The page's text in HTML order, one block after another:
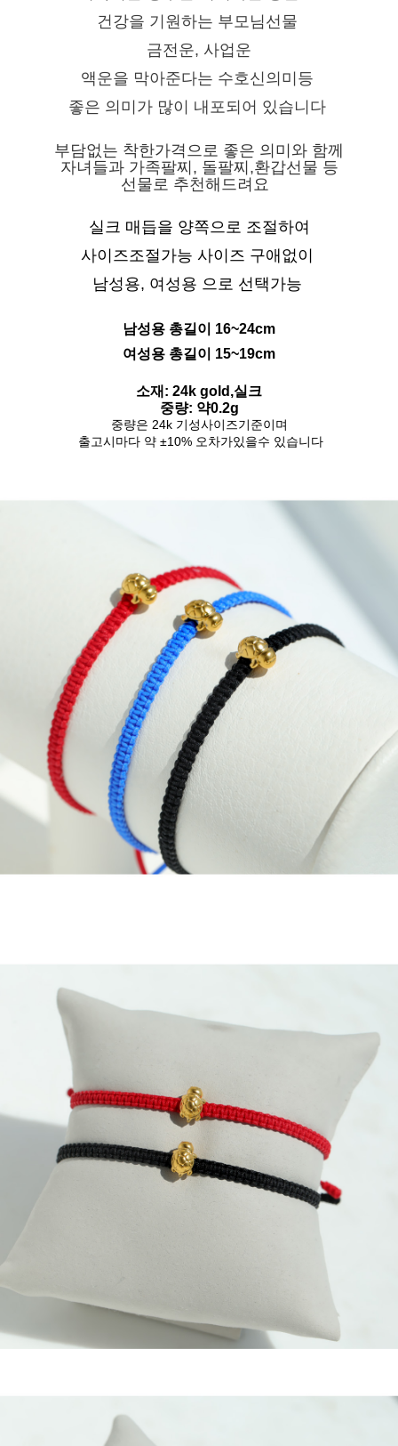
건강을 기원하는 부모님선물
금전운, 사업운
액운을 막아준다는 수호신의미등
좋은 의미가 많이 내포되어 있습니다
부담없는 착한가격으로 좋은 의미와 함께
자녀들과 가족팔찌, 돌팔찌,환갑선물 등
선물로 추천해드려요
실크 매듭을 양쪽으로 조절하여
사이즈조절가능 사이즈 구애없이
남성용, 여성용 으로 선택가능
남성용 총길이 16~24cm
여성용 총길이 15~19cm
소재: 24k gold,실크
중량: 약0.2g
중량은 24k 기성사이즈기준이며
출고시마다 약 ±10% 오차가있을수 있습니다